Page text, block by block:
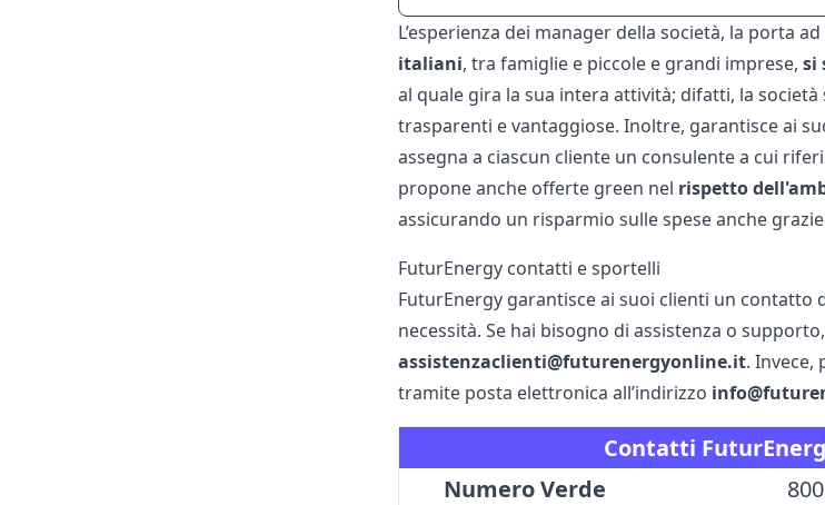
L’esperienza dei manager della società, la porta
italiani, tra famiglie e piccole e grandi imprese, si
al quale gira la sua intera attività; difatti, la
trasparenti e vantaggiose. Inoltre, garantisce ai
assegna a ciascun cliente un consulente a cui
propone anche offerte green nel rispetto
assicurando un risparmio sulle spese anche
FuturEnergy contatti e sportelli
FuturEnergy garantisce ai suoi clienti un
necessità. Se hai bisogno di assistenza o
assistenzaclienti@futurenergyonline.it. Invece,
tramite posta elettronica all’indirizzo
Contatti
Numero Verde